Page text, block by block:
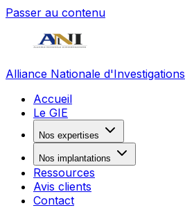
Passer au contenu
Alliance Nationale d'Investigations
Accueil
Le GIE
Nos expertises
Nos implantations
Ressources
Avis clients
Contact